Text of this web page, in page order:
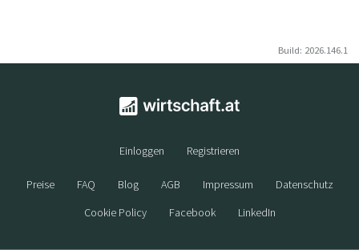
Build: 2026.146.1
Einloggen Registrieren
Preise FAQ Blog AGB Impressum
Datenschutz
Cookie Policy
Facebook LinkedIn